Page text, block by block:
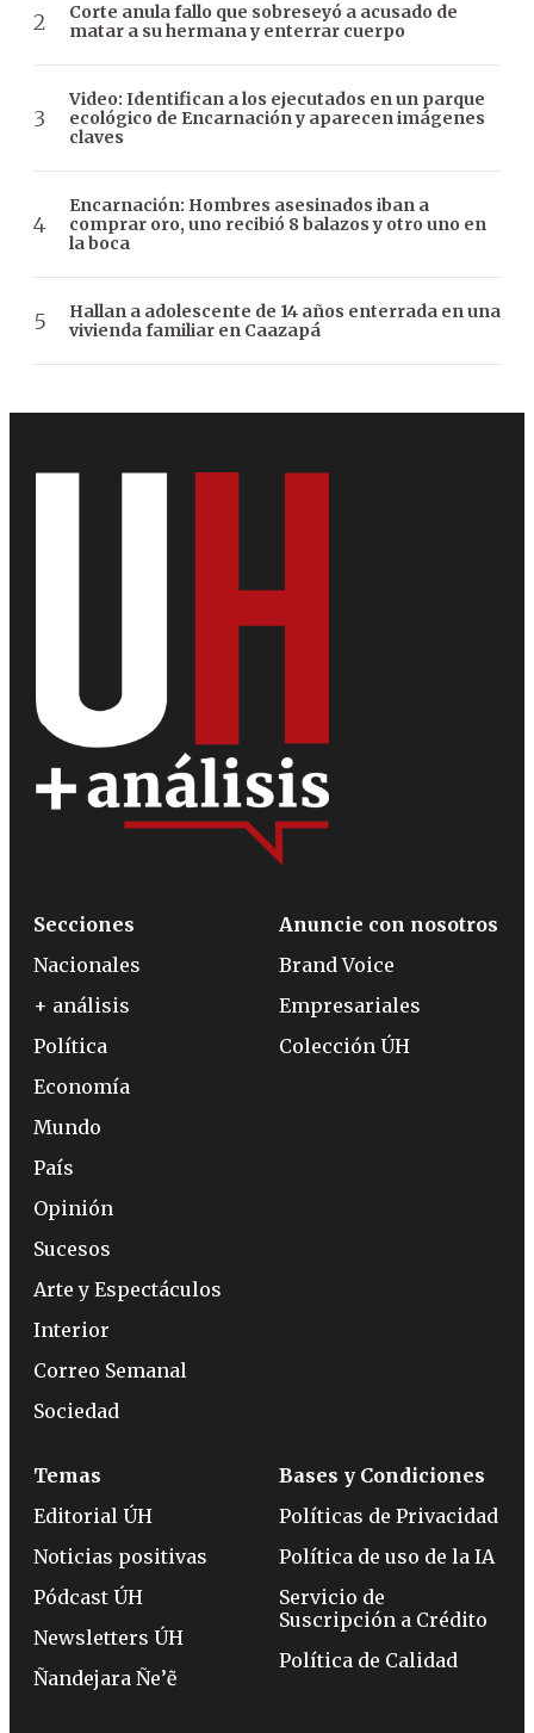
Corte anula fallo que sobreseyó a acusado de
matar a su hermana y enterrar cuerpo
Video: Identifican a los ejecutados en un parque
ecológico de Encarnación y aparecen imágenes
claves
Encarnación: Hombres asesinados iban a
comprar oro, uno recibió 8 balazos y otro uno en
la boca
Hallan a adolescente de 14 años enterrada en una
vivienda familiar en Caazapá
Secciones
Nacionales
+ análisis
Política
Economía
Mundo
País
Opinión
Sucesos
Arte y Espectáculos
Interior
Correo Semanal
Sociedad
Anuncie con nosotros
Brand Voice
Empresariales
Colección ÚH
Temas
Editorial ÚH
Noticias positivas
Pódcast ÚH
Newsletters ÚH
Ñandejara Ñe’ẽ
Bases y Condiciones
Políticas de Privacidad
Política de uso de la IA
Servicio de
Suscripción a Crédito
Política de Calidad